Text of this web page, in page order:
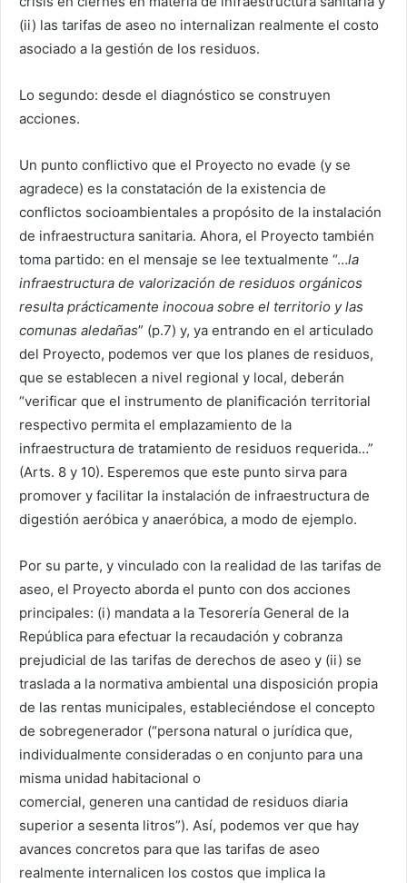
(ii) las tarifas de aseo no internalizan realmente el costo
asociado a la gestión de los residuos.
Lo segundo: desde el diagnóstico se construyen
acciones.
Un punto conflictivo que el Proyecto no evade (y se
agradece) es la constatación de la existencia de
conflictos socioambientales a propósito de la instalación
de infraestructura sanitaria. Ahora, el Proyecto también
toma partido: en el mensaje se lee textualmente “…la
infraestructura de valorización de residuos orgánicos
resulta prácticamente inocoua sobre el territorio y las
comunas aledañas” (p.7) y, ya entrando en el articulado
del Proyecto, podemos ver que los planes de residuos,
que se establecen a nivel regional y local, deberán
“verificar que el instrumento de planificación territorial
respectivo permita el emplazamiento de la
infraestructura de tratamiento de residuos requerida…”
(Arts. 8 y 10). Esperemos que este punto sirva para
promover y facilitar la instalación de infraestructura de
digestión aeróbica y anaeróbica, a modo de ejemplo.
Por su parte, y vinculado con la realidad de las tarifas de
aseo, el Proyecto aborda el punto con dos acciones
principales: (i) mandata a la Tesorería General de la
República para efectuar la recaudación y cobranza
prejudicial de las tarifas de derechos de aseo y (ii) se
traslada a la normativa ambiental una disposición propia
de las rentas municipales, estableciéndose el concepto
de sobregenerador (“persona natural o jurídica que,
individualmente consideradas o en conjunto para una
misma unidad habitacional o
comercial, generen una cantidad de residuos diaria
superior a sesenta litros”). Así, podemos ver que hay
avances concretos para que las tarifas de aseo
realmente internalicen los costos que implica la